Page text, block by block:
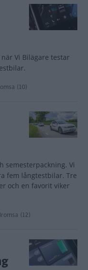
Vi Bilägare testar
(10)
semesterpackning. Vi
fem långtestbilar. Tre
och en favorit viker
(12)